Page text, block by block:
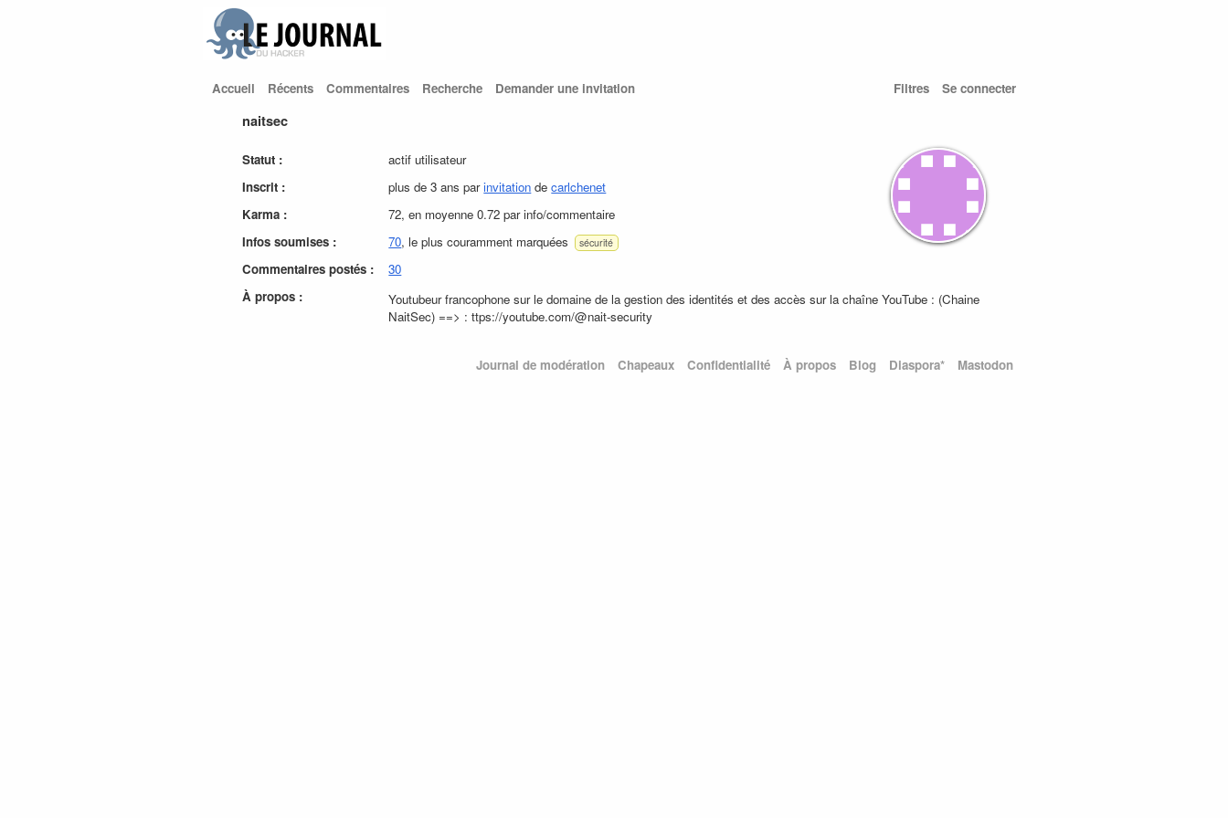
Accueil Récents Commentaires Recherche Demander une invitation Filtres Se connecter
naitsec
Statut :
actif utilisateur
Inscrit :
plus de 3 ans parinvitation decarlchenet
Karma :
72, en moyenne 0.72 par info/commentaire
Infos soumises :
70, le plus couramment marquées sécurité
Commentaires postés :
30
À propos :
Youtubeur francophone sur le domaine de la gestion des identités et des accès sur la chaîne YouTube : (Chaine
NaitSec) ==> : ttps://youtube.com/@nait-security
Journal de modération Chapeaux Confidentialité À propos Blog Diaspora* Mastodon